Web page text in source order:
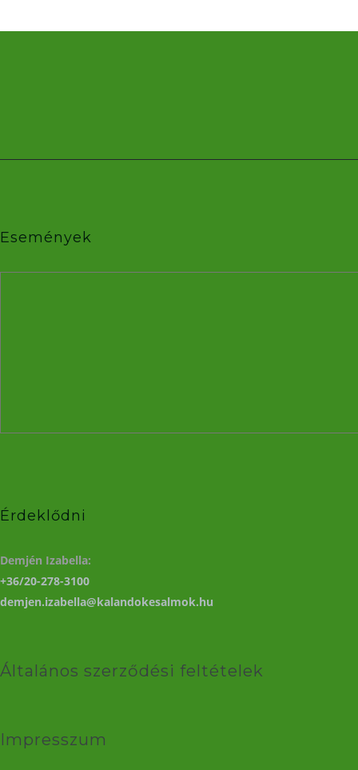
Események
Érdeklődni
Demjén Izabella:
+36/20-278-3100
demjen.izabella@kalandokesalmok.hu
Általános szerződési feltételek
Impresszum